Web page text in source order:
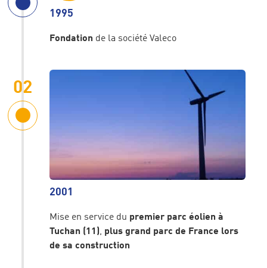
1995
Fondation de la société Valeco
2001
Mise en service du premier parc éolien à
Tuchan (11) , plus grand parc de France lors
de sa construction
02
Histoire
Nos valeurs et engagements
Nos agences
Agrivoltaïsme
Centrales Solaires au sol